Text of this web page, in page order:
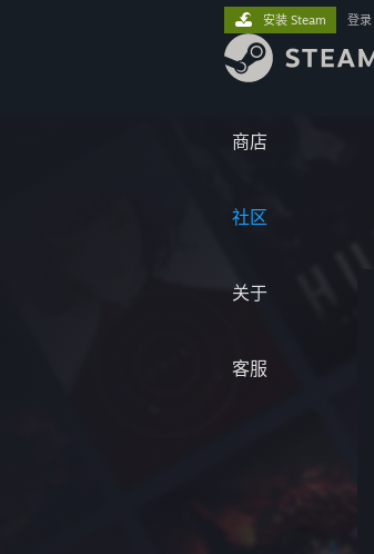
商店
社区
关于
客服
安装 Steam 登录